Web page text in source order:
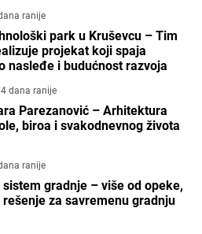
ranije
park u Kruševcu – Tim
projekat koji spaja
nasleđe i budućnost razvoja
4 dana ranije
Parezanović – Arhitektura
biroa i svakodnevnog života
ranije
sistem gradnje – više od opeke,
rešenje za savremenu gradnju